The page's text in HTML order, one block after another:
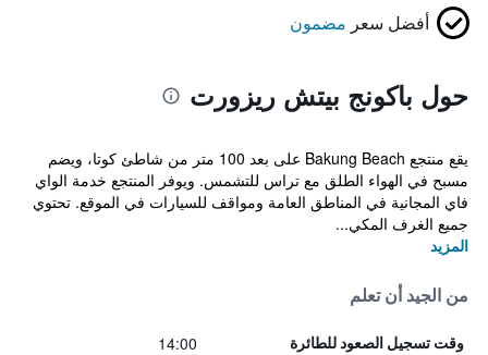
أفضل سعر مضمون
حول باكونج بيتش ريزورت
يقع منتجع Bakung Beach على بعد 100 متر من شاطئ كوتا، ويضم
مسبح في الهواء الطلق مع تراس للتشمس. ويوفر المنتجع خدمة الواي
فاي المجانية في المناطق العامة ومواقف للسيارات في الموقع. تحتوي
جميع الغرف المكي...
المزيد
من الجيد أن تعلم
وقت تسجيل الصعود للطائرة 14:00